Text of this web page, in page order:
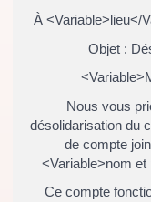
À <Variable>lieu</
Objet :
Nous vous
désolidarisation du
de compte
<Variable>nom
Ce compte